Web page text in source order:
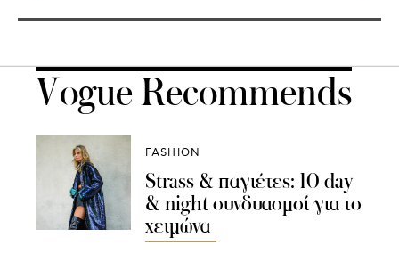
Vogue Recommends
FASHION
Strass & παγιέτες: 10 day
& night συνδυασμοί για το
χειμώνα